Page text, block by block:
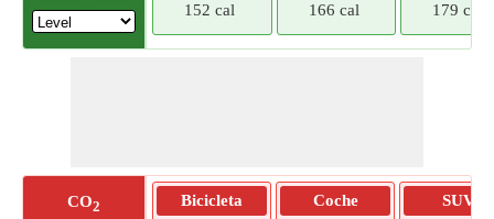
152 cal 166 cal 179 cal
CO2
Bicicleta
Coche
SUV